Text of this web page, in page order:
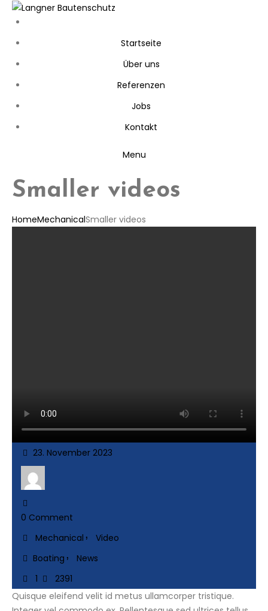
Startseite
Über uns
Referenzen
Jobs
Kontakt
Menu
Smaller videos
HomeMechanicalSmaller videos
23. November 2023
0 Comment
Mechanical
Video
Boating
News
1
2391
Quisque eleifend velit id metus ullamcorper tristique.